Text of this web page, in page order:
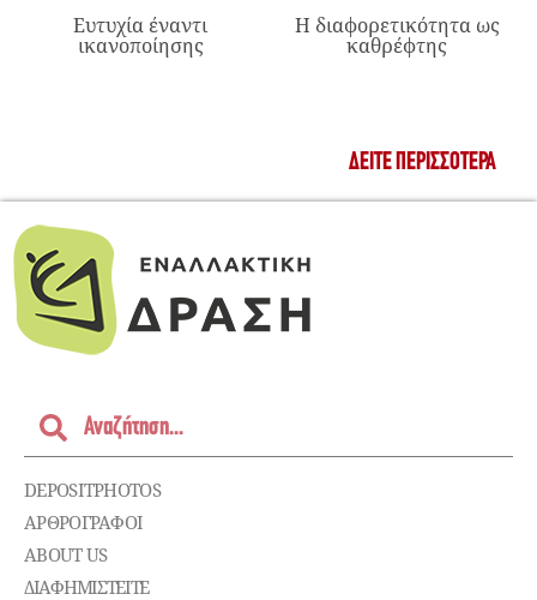
Ευτυχία έναντι
ικανοποίησης
Η διαφορετικότητα ως
καθρέφτης
ΔΕΊΤΕ ΠΕΡΙΣΣΌΤΕΡΑ
DEPOSITPHOTOS
ΑΡΘΡΟΓΡΑΦΟΙ
ABOUT US
ΔΙΑΦΗΜΙΣΤΕΊΤΕ